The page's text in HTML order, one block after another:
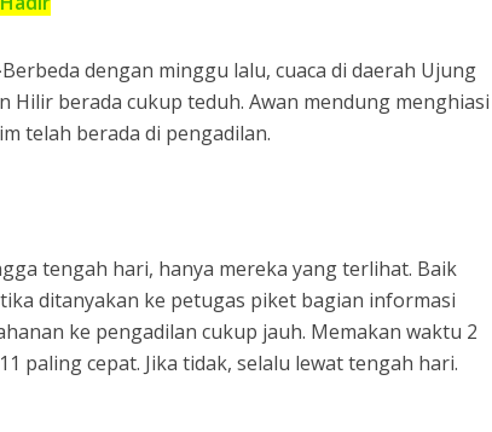
Berbeda dengan minggu lalu, cuaca di daerah Ujung
Hilir berada cukup teduh. Awan mendung menghiasi
telah berada di pengadilan.
tengah hari, hanya mereka yang terlihat. Baik
ditanyakan ke petugas piket bagian informasi
ke pengadilan cukup jauh. Memakan waktu 2
paling cepat. Jika tidak, selalu lewat tengah hari.